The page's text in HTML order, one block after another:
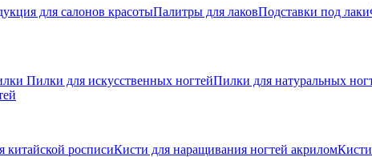
для салонов красотыПалитры для лаковПодставки под лаки
Пилки для искусственных ногтейПилки для натуральных
китайской росписиКисти для наращивания ногтей акрилом